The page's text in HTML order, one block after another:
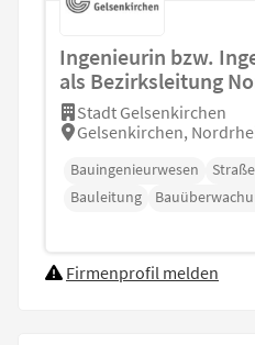
Ingenieurin bzw.
als Bezirksleitung
Stadt Gelsenkirchen
Gelsenkirchen,
Bauingenieurwesen
Bauleitung
Firmenprofil melden